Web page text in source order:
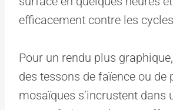
efficacement contre les
Pour un rendu plus
des tessons de faïence ou de
mosaïques s’incrustent dans